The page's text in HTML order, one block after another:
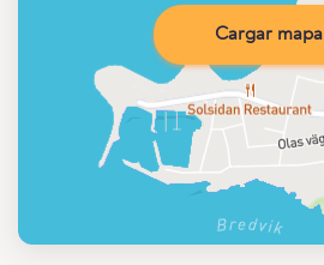
Cargar mapa